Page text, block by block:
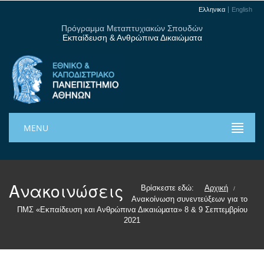
Ελληνικα English
Πρόγραμμα Μεταπτυχιακών Σπουδών
Εκπαίδευση & Ανθρώπινα Δικαιώματα
MENU
Ανακοινώσεις Βρίσκεστε εδώ: Αρχική /
Ανακοίνωση συνεντεύξεων για το
ΠΜΣ «Εκπαίδευση και Ανθρώπινα Δικαιώματα» 8 & 9 Σεπτεμβρίου
2021